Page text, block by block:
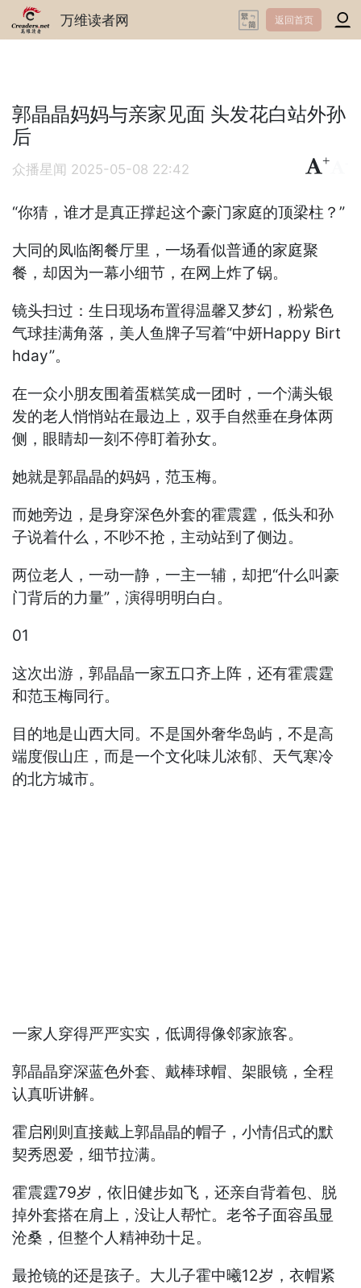
万维读者网 返回首页
郭晶晶妈妈与亲家见面 头发花白站外孙
后
众播星闻 2025-05-08 22:42
+
“你猜，谁才是真正撑起这个豪门家庭的顶梁柱？”
大同的凤临阁餐厅里，一场看似普通的家庭聚
餐，却因为一幕小细节，在网上炸了锅。
镜头扫过：生日现场布置得温馨又梦幻，粉紫色
气球挂满角落，美人鱼牌子写着“中妍Happy Birt
hday”。
在一众小朋友围着蛋糕笑成一团时，一个满头银
发的老人悄悄站在最边上，双手自然垂在身体两
侧，眼睛却一刻不停盯着孙女。
她就是郭晶晶的妈妈，范玉梅。
而她旁边，是身穿深色外套的霍震霆，低头和孙
子说着什么，不吵不抢，主动站到了侧边。
两位老人，一动一静，一主一辅，却把“什么叫豪
门背后的力量”，演得明明白白。
01
这次出游，郭晶晶一家五口齐上阵，还有霍震霆
和范玉梅同行。
目的地是山西大同。不是国外奢华岛屿，不是高
端度假山庄，而是一个文化味儿浓郁、天气寒冷
的北方城市。
一家人穿得严严实实，低调得像邻家旅客。
郭晶晶穿深蓝色外套、戴棒球帽、架眼镜，全程
认真听讲解。
霍启刚则直接戴上郭晶晶的帽子，小情侣式的默
契秀恩爱，细节拉满。
霍震霆79岁，依旧健步如飞，还亲自背着包、脱
掉外套搭在肩上，没让人帮忙。老爷子面容虽显
沧桑，但整个人精神劲十足。
最抢镜的还是孩子。大儿子霍中曦12岁，衣帽紧